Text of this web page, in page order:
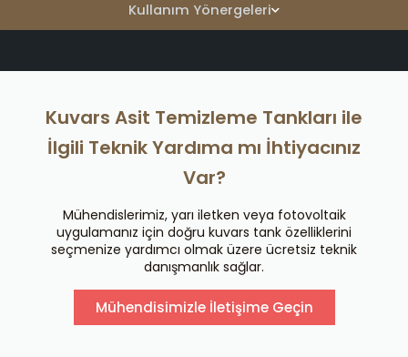
Kullanım Yönergeleri
Kuvars Asit Temizleme Tankları ile
İlgili Teknik Yardıma mı İhtiyacınız
Var?
Mühendislerimiz, yarı iletken veya fotovoltaik
uygulamanız için doğru kuvars tank özelliklerini
seçmenize yardımcı olmak üzere ücretsiz teknik
danışmanlık sağlar.
Mühendisimizle İletişime Geçin